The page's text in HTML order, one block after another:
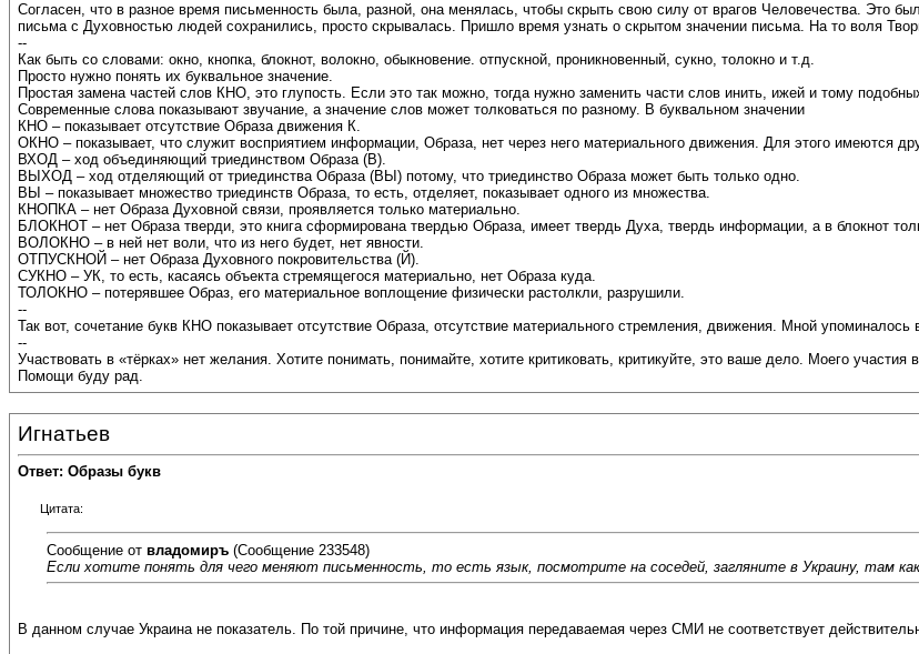
Согласен, что в разное время письменность была, разной, она менялась, чтобы скрыть свою силу от врагов Человечества. Это
письма с Духовностью людей сохранились, просто скрывалась. Пришло время узнать о скрытом значении письма. На то воля
--
Как быть со словами: окно, кнопка, блокнот, волокно, обыкновение. отпускной, проникновенный, сукно, толокно и т.д.
Просто нужно понять их буквальное значение.
Простая замена частей слов КНО, это глупость. Если это так можно, тогда нужно заменить части слов инить, ижей и тому
Современные слова показывают звучание, а значение слов может толковаться по разному. В буквальном значении
КНО – показывает отсутствие Образа движения К.
ОКНО – показывает, что служит восприятием информации, Образа, нет через него материального движения. Для этого имеются
ВХОД – ход объединяющий триединством Образа (В).
ВЫХОД – ход отделяющий от триединства Образа (ВЫ) потому, что триединство Образа может быть только одно.
ВЫ – показывает множество триединств Образа, то есть, отделяет, показывает одного из множества.
КНОПКА – нет Образа Духовной связи, проявляется только материально.
БЛОКНОТ – нет Образа тверди, это книга сформирована твердью Образа, имеет твердь Духа, твердь информации, а в блокнот
ВОЛОКНО – в ней нет воли, что из него будет, нет явности.
ОТПУСКНОЙ – нет Образа Духовного покровительства (Й).
СУКНО – УК, то есть, касаясь объекта стремящегося материально, нет Образа куда.
ТОЛОКНО – потерявшее Образ, его материальное воплощение физически растолкли, разрушили.
--
Так вот, сочетание букв КНО показывает отсутствие Образа, отсутствие материального стремления, движения. Мной
--
Участвовать в «тёрках» нет желания. Хотите понимать, понимайте, хотите критиковать, критикуйте, это ваше дело. Моего участия
Помощи буду рад.
Игнатьев
Ответ: Образы букв
Цитата:
Сообщение от владомиръ (Сообщение 233548)
Если хотите понять для чего меняют письменность, то есть язык, посмотрите на соседей, загляните в Украину, там
В данном случае Украина не показатель. По той причине, что информация передаваемая через СМИ не соответствует